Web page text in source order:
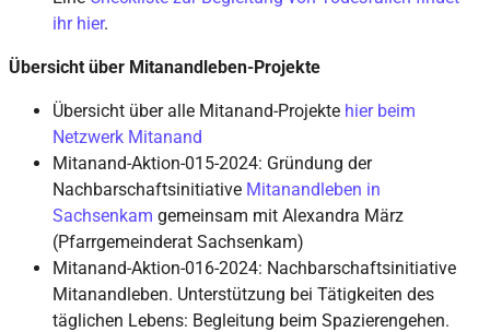
ihr hier.
Übersicht über Mitanandleben-Projekte
Übersicht über alle Mitanand-Projekte hier beim
Netzwerk Mitanand
Mitanand-Aktion-015-2024: Gründung der
Nachbarschaftsinitiative Mitanandleben in
Sachsenkam gemeinsam mit Alexandra März
(Pfarrgemeinderat Sachsenkam)
Mitanand-Aktion-016-2024: Nachbarschaftsinitiative
Mitanandleben. Unterstützung bei Tätigkeiten des
täglichen Lebens: Begleitung beim Spazierengehen.